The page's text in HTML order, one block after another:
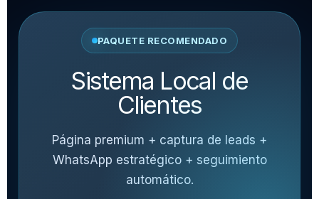
PAQUETE RECOMENDADO
Sistema Local de
Clientes
Página premium + captura de leads +
WhatsApp estratégico + seguimiento
automático.